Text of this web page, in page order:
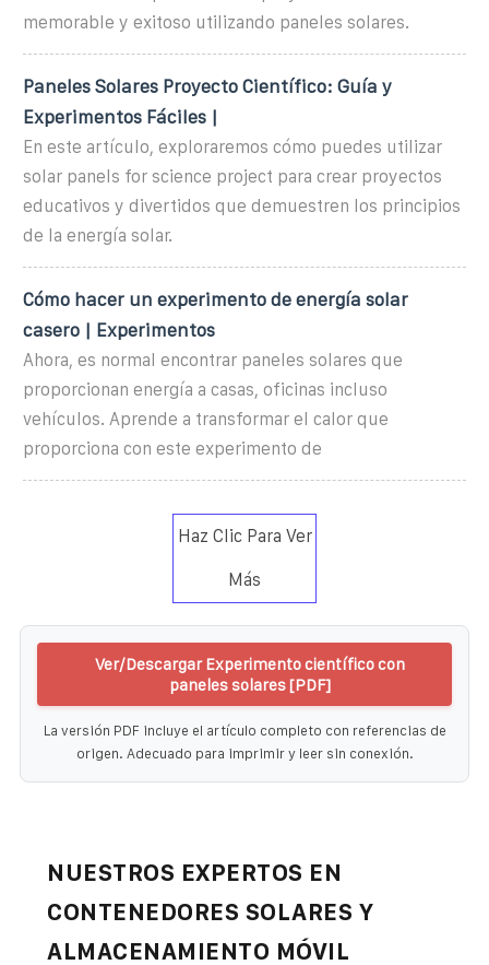
memorable y exitoso utilizando paneles solares.
Paneles Solares Proyecto Científico: Guía y
Experimentos Fáciles |
En este artículo, exploraremos cómo puedes utilizar
solar panels for science project para crear proyectos
educativos y divertidos que demuestren los principios
de la energía solar.
Cómo hacer un experimento de energía solar
casero | Experimentos
Ahora, es normal encontrar paneles solares que
proporcionan energía a casas, oficinas incluso
vehículos. Aprende a transformar el calor que
proporciona con este experimento de
Haz Clic Para Ver
Más
Ver/Descargar Experimento científico con
paneles solares [PDF]
La versión PDF incluye el artículo completo con referencias de
origen. Adecuado para imprimir y leer sin conexión.
NUESTROS EXPERTOS EN
CONTENEDORES SOLARES Y
ALMACENAMIENTO MÓVIL